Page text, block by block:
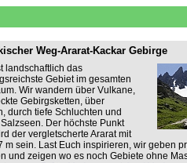
Weg-Ararat-Kackar Gebirge
landschaftlich das
Gebiet im gesamten
Wir wandern über Vulkane,
Gebirgsketten, über
durch tiefe Schluchten und
Der höchste Punkt
der vergletscherte Ararat mit
m sein. Last Euch inspirieren, wir geben
und zeigen wo es noch Gebiete ohne